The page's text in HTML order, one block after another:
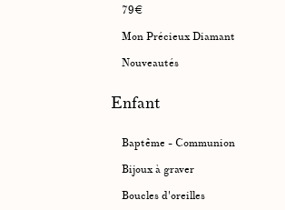
79€
Mon Précieux Diamant
Nouveautés
Enfant
Baptême - Communion
Bijoux à graver
Boucles d'oreilles